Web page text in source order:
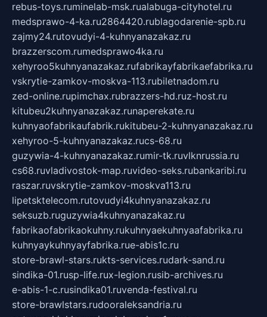
rebus-toys.ruminelab-msk.rualabuga-cityhotel.ru
medsprawo-4-ka.ru2864420.rublagodarenie-spb.ru
zajmy24.rutovudyi-4-kuhnyanazakaz.ru
brazzerscom.rumedsprawo4ka.ru
xehyroo5kuhnyanazakaz.rufabrikayfabrikaefabrika.ru
vskrytie-zamkov-moskva-113.rubiletnadom.ru
zed-online.rupimchax.rubrazzers-hd.ruz-host.ru
kitubeu2kuhnyanazakaz.runaperekate.ru
kuhnyaofabrikaufabrik.rukitubeu-2-kuhnyanazakaz.ru
xehyroo-5-kuhnyanazakaz.rucs-68.ru
guzywia-4-kuhnyanazakaz.rumir-tk.ruvlknrussia.ru
cs68.ruvladivostok-map.ruvideo-seks.rubankaribi.ru
raszar.ruvskrytie-zamkov-moskva113.ru
lipetsktelecom.rutovudyi4kuhnyanazakaz.ru
seksuzb.ruguzywia4kuhnyanazakaz.ru
fabrikaofabrikaokuhny.rukuhnyaekuhnyaafabrika.ru
kuhnyaykuhnyayfabrika.rue-abis1c.ru
store-brawl-stars.rukts-services.rudark-sand.ru
sindika-01.rusp-life.rux-legion.rusib-archives.ru
e-abis-1-c.rusindika01.ruvenda-festival.ru
store-brawlstars.rudooraleksandria.ru